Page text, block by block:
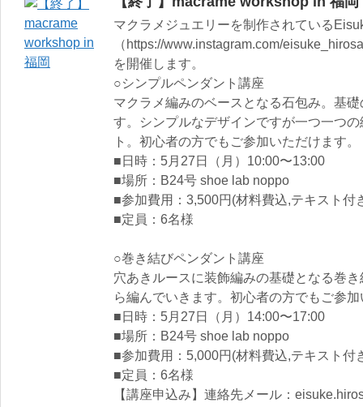
マクラメジュエリーを制作されている
（https://www.instagram.com/
を開催します。
○シンプルペンダント講座
マクラメ編みのベースとなる石包み。基
す。シンプルなデザインですが一つ一つ
ト。初心者の方でもご参加いただけます。
■日時：5月27日（月）10:00〜13:00
■場所：B24号 shoe lab noppo
■参加費用：3,500円(材料費込,テキスト付
■定員：6名様
○巻き結びペンダント講座
穴あきルースに装飾編みの基礎となる巻
ら編んでいきます。初心者の方でもご参
■日時：5月27日（月）14:00〜17:00
■場所：B24号 shoe lab noppo
■参加費用：5,000円(材料費込,テキスト付
■定員：6名様
【講座申込み】連絡先メール：